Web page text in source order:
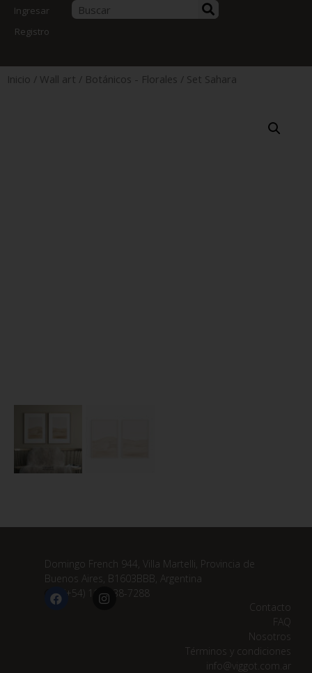
Ingresar
Registro
Inicio / Wall art / Botánicos - Florales / Set Sahara
Domingo French 944, Villa Martelli, Provincia de
Buenos Aires, B1603BBB, Argentina
(+54) 11 3838-7288
Contacto
FAQ
Nosotros
Términos y condiciones
info@viggot.com.ar